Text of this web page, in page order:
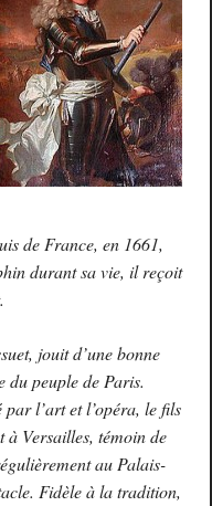
de France, en 1661,
durant sa vie, il reçoit
jouit d’une bonne
peuple de Paris.
l’art et l’opéra, le fils
à Versailles, témoin de
au Palais-
Fidèle à la tradition,